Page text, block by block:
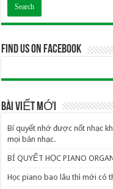
Find us on Facebook
BÀI VIẾT MỚI
Bí quyết nhớ được nốt nhạc
mọi bản nhạc.
BÍ QUYẾT HỌC PIANO
Học piano bao lâu thì mới có